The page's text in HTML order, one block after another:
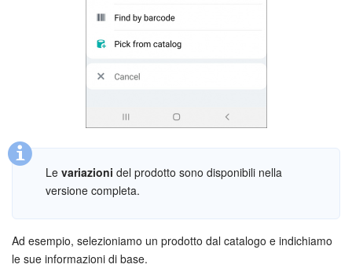
Le variazioni del prodotto sono disponibili nella
versione completa.
Ad esempio, selezioniamo un prodotto dal catalogo e indichiamo
le sue informazioni di base.